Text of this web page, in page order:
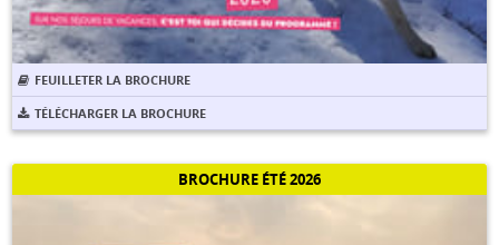
FEUILLETER LA BROCHURE
TÉLÉCHARGER LA BROCHURE
BROCHURE ÉTÉ 2026